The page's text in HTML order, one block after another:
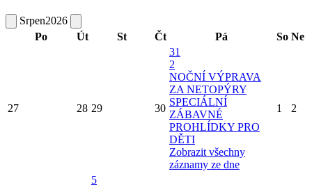
Srpen2026
Po
Út St Čt Pá So Ne
27 28 29 30
31
2
NOČNÍ VÝPRAVA
ZA NETOPÝRY
SPECIÁLNÍ
ZÁBAVNÉ
PROHLÍDKY PRO
DĚTI
Zobrazit všechny
záznamy ze dne
1 2
5